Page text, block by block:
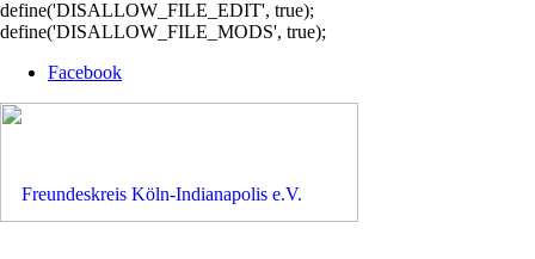
define('DISALLOW_FILE_EDIT', true);
define('DISALLOW_FILE_MODS', true);
Facebook